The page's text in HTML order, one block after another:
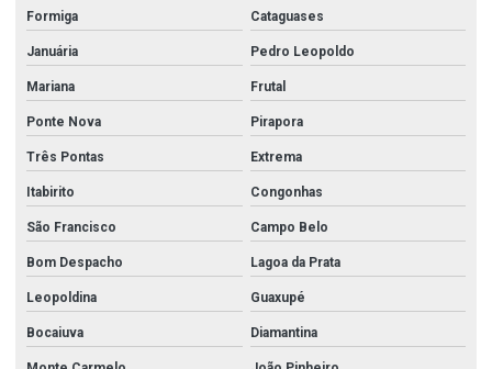
Niple galvanizado 2
Niple galvanizado 2 1 2
Niple galvanizado 2 polegada
Niple galvanizado 3
Peças para corrimão de inox
Perfil de acabamento em aço inoxidável
Perfil em aço inox
Perfil de aço inoxidável
Perfil c inox
Formiga Cataguases
Januária Pedro Leopoldo
Mariana Frutal
Ponte Nova Pirapora
Três Pontas Extrema
Itabirito Congonhas
São Francisco Campo Belo
Bom Despacho Lagoa da Prata
Leopoldina Guaxupé
Bocaiuva Diamantina